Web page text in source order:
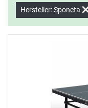
Hersteller: Sponeta